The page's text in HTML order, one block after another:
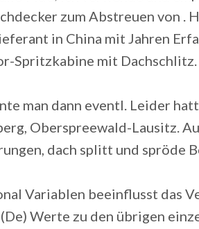
zum Abstreuen von .
in China mit Jahren
Spritzkabine mit Dachschlitz.
man dann eventl. Leider
Oberspreewald-Lausitz.
dach splitt und spröde
Variablen beeinflusst das
Werte zu den übrigen